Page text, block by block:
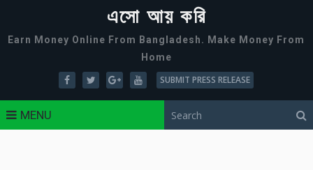
এসো আয় করি
Earn Money Online From Bangladesh. Make Money From
Home
SUBMIT PRESS RELEASE
MENU